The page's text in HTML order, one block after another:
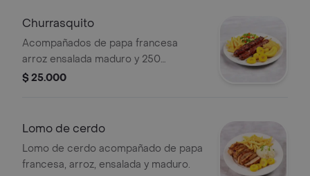
Churrasquito
Acompañados de papa francesa
arroz ensalada maduro y 250
postobon
$ 25.000
Lomo de cerdo
Lomo de cerdo acompañado de papa
francesa, arroz, ensalada y maduro.